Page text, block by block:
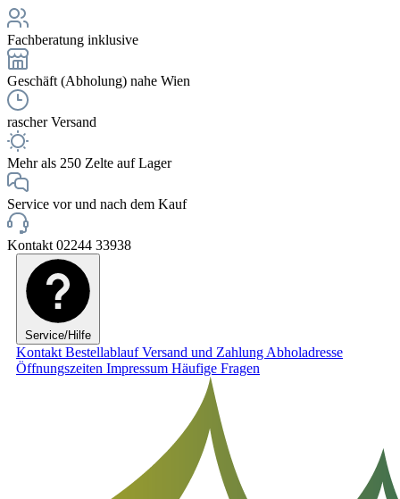
Fachberatung inklusive
Geschäft (Abholung) nahe Wien
rascher Versand
Mehr als 250 Zelte auf Lager
Service vor und nach dem Kauf
Kontakt 02244 33938
Service/Hilfe
Kontakt BestellablaufVersand und Zahlung Abholadresse
Öffnungszeiten Impressum Häufige Fragen